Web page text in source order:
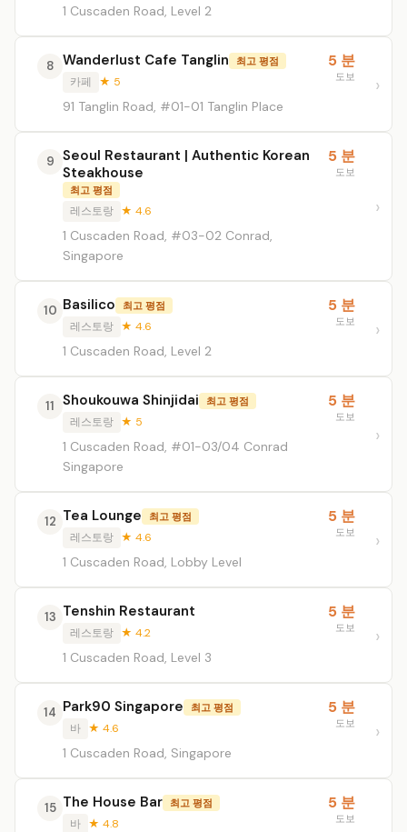
1 Cuscaden Road, Level 2
8 Wanderlust Cafe Tanglin 최고 평점
카페 ★ 5
91 Tanglin Road, #01-01 Tanglin Place
5 분
도보
9 Seoul Restaurant | Authentic Korean
Steakhouse
최고 평점
레스토랑 ★ 4.6
1 Cuscaden Road, #03-02 Conrad,
Singapore
5 분
도보
10 Basilico 최고 평점
레스토랑 ★ 4.6
1 Cuscaden Road, Level 2
5 분
도보
11 Shoukouwa Shinjidai 최고 평점
레스토랑 ★ 5
1 Cuscaden Road, #01-03/04 Conrad
Singapore
5 분
도보
12 Tea Lounge 최고 평점
레스토랑 ★ 4.6
1 Cuscaden Road, Lobby Level
5 분
도보
13 Tenshin Restaurant
레스토랑 ★ 4.2
1 Cuscaden Road, Level 3
5 분
도보
14 Park90 Singapore 최고 평점
바 ★ 4.6
1 Cuscaden Road, Singapore
5 분
도보
15 The House Bar 최고 평점
바 ★ 4.8
5 분
도보